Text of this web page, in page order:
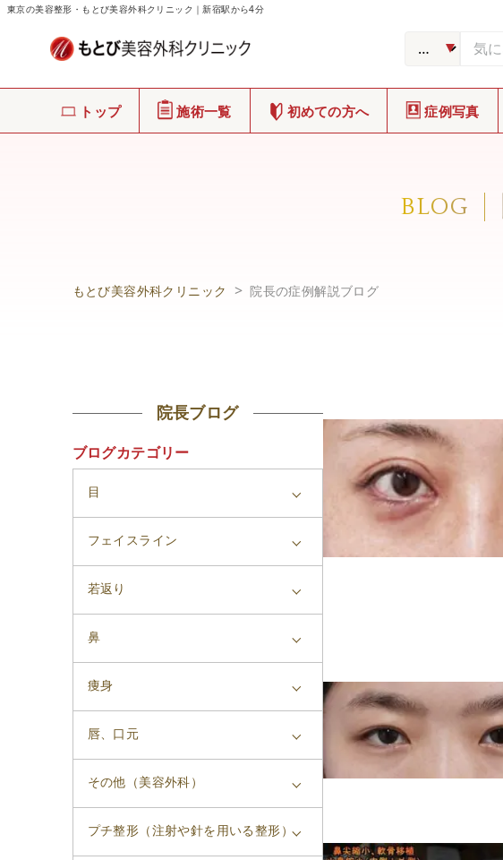
東京の美容整形・もとび美容外科クリニック｜新宿駅から4分
トップ 施術一覧 初めての方へ 症例写真
BLOG
もとび美容外科クリニック 院長の症例解説ブログ
院長ブログ
ブログカテゴリー
目
フェイスライン
若返り
鼻
痩身
唇、口元
その他（美容外科）
プチ整形（注射や針を用いる整形）